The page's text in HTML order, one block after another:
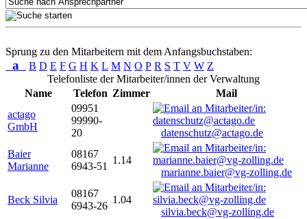
Sprung zu den Mitarbeitern mit dem Anfangsbuchstaben:
a B D E F G H K L M N O P R S T V W Z
Telefonliste der Mitarbeiter/innen der Verwaltung
Name
Telefon Zimmer
Mail
actago
GmbH
09951
99990-
20
datenschutz@actago.de
Baier
Marianne
08167
6943-51
1.14
marianne.baier@vg-zolling.de
Beck Silvia
08167
6943-26
1.04
silvia.beck@vg-zolling.de